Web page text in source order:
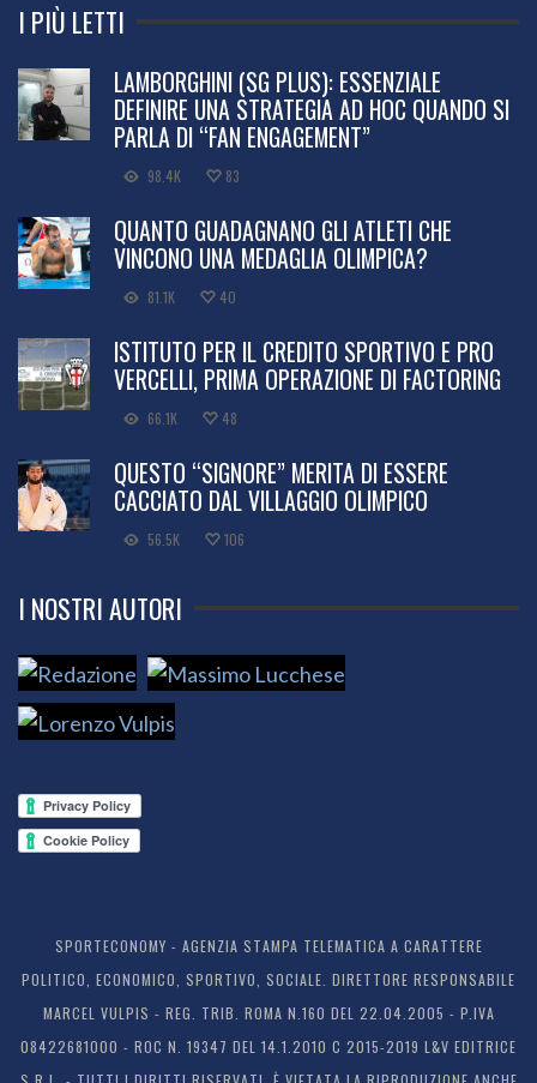
I PIÙ LETTI
LAMBORGHINI (SG PLUS): ESSENZIALE
DEFINIRE UNA STRATEGIA AD HOC QUANDO SI
PARLA DI “FAN ENGAGEMENT”
98.4K 83
QUANTO GUADAGNANO GLI ATLETI CHE
VINCONO UNA MEDAGLIA OLIMPICA?
81.1K 40
ISTITUTO PER IL CREDITO SPORTIVO E PRO
VERCELLI, PRIMA OPERAZIONE DI FACTORING
66.1K 48
QUESTO “SIGNORE” MERITA DI ESSERE
CACCIATO DAL VILLAGGIO OLIMPICO
56.5K 106
I NOSTRI AUTORI
SPORTECONOMY - AGENZIA STAMPA TELEMATICA A CARATTERE
POLITICO, ECONOMICO, SPORTIVO, SOCIALE. DIRETTORE RESPONSABILE
MARCEL VULPIS - REG. TRIB. ROMA N.160 DEL 22.04.2005 - P.IVA
08422681000 - ROC N. 19347 DEL 14.1.2010 C 2015-2019 L&V EDITRICE